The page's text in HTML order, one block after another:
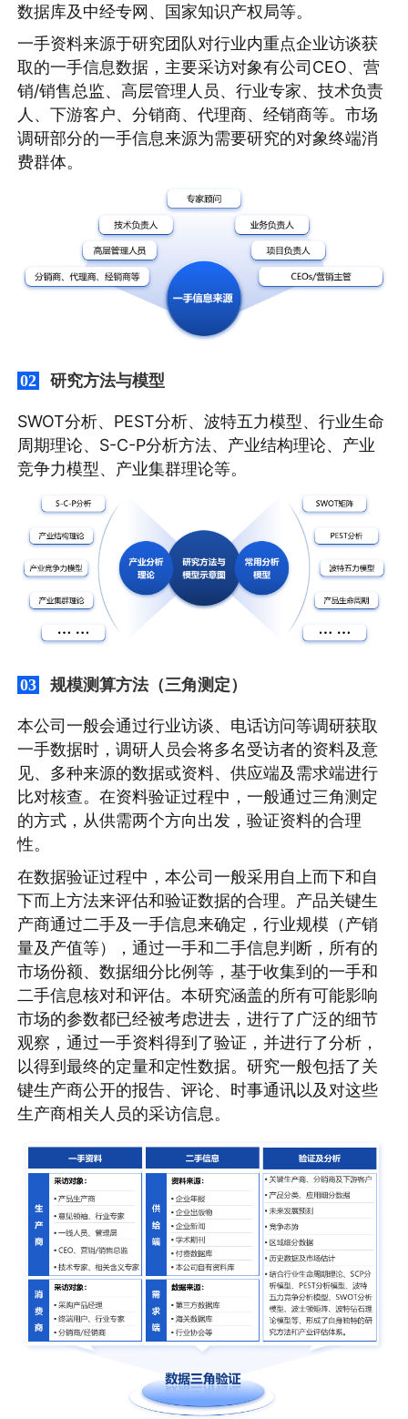
数据库及中经专网、国家知识产权局等。
一手资料来源于研究团队对行业内重点企业访谈获
取的一手信息数据，主要采访对象有公司CEO、营
销/销售总监、高层管理人员、行业专家、技术负责
人、下游客户、分销商、代理商、经销商等。市场
调研部分的一手信息来源为需要研究的对象终端消
费群体。
02 研究方法与模型
SWOT分析、PEST分析、波特五力模型、行业生命
周期理论、S-C-P分析方法、产业结构理论、产业
竞争力模型、产业集群理论等。
03 规模测算方法（三角测定）
本公司一般会通过行业访谈、电话访问等调研获取
一手数据时，调研人员会将多名受访者的资料及意
见、多种来源的数据或资料、供应端及需求端进行
比对核查。在资料验证过程中，一般通过三角测定
的方式，从供需两个方向出发，验证资料的合理
性。
在数据验证过程中，本公司一般采用自上而下和自
下而上方法来评估和验证数据的合理。产品关键生
产商通过二手及一手信息来确定，行业规模（产销
量及产值等），通过一手和二手信息判断，所有的
市场份额、数据细分比例等，基于收集到的一手和
二手信息核对和评估。本研究涵盖的所有可能影响
市场的参数都已经被考虑进去，进行了广泛的细节
观察，通过一手资料得到了验证，并进行了分析，
以得到最终的定量和定性数据。研究一般包括了关
键生产商公开的报告、评论、时事通讯以及对这些
生产商相关人员的采访信息。